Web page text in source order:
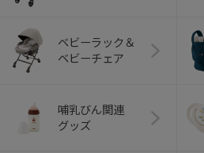
ベビーラック＆
ベビーチェア
哺乳びん関連
グッズ